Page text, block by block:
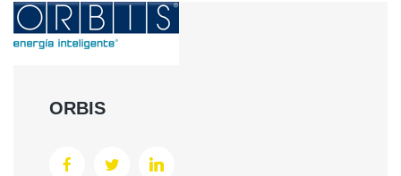
ORBIS